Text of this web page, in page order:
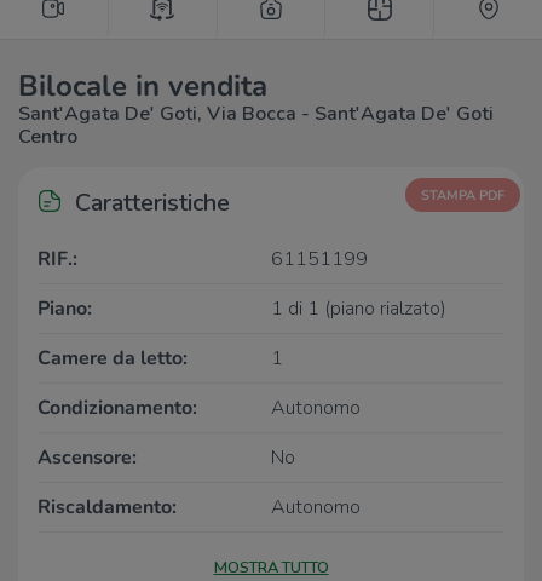
Bilocale in vendita
Sant'Agata De' Goti, Via Bocca - Sant'Agata De' Goti
Centro
Caratteristiche STAMPA PDF
RIF.:
61151199
Piano:
1 di 1 (piano rialzato)
Camere da letto:
1
Condizionamento:
Autonomo
Ascensore:
No
Riscaldamento:
Autonomo
MOSTRA TUTTO